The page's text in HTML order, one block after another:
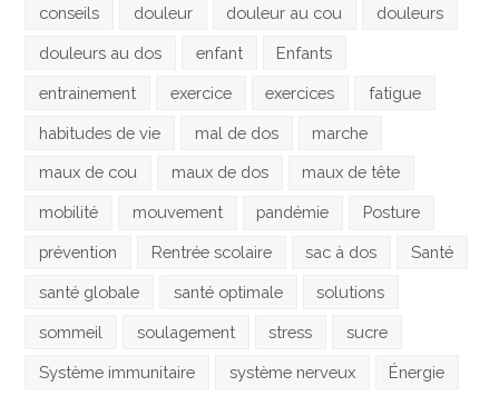
conseils douleur douleur au cou douleurs
douleurs au dos enfant Enfants
entrainement exercice exercices fatigue
habitudes de vie mal de dos marche
maux de cou maux de dos maux de tête
mobilité mouvement pandémie Posture
prévention Rentrée scolaire sac à dos Santé
santé globale santé optimale solutions
sommeil soulagement stress sucre
Système immunitaire système nerveux Énergie